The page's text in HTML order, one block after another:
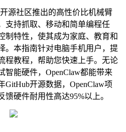
源社区推出的高性价比机械臂
支持抓取、移动和简单编程任
制特性，使其成为家庭、教育和
。本指南针对电脑手机用户，提
程教程，帮助您快速上手。无论
智能硬件，OpenClaw都能带来
GitHub开源数据，OpenClaw项
馈硬件耐用性高达95%以上。